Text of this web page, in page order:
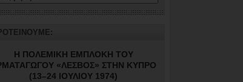
Η ΠΟΛΕΜΙΚΗ ΕΜΠΛΟΚΗ ΤΟΥ
«ΛΕΣΒΟΣ» ΣΤΗΝ ΚΥΠΡΟ
(13–24 ΙΟΥΛΙΟΥ 1974)